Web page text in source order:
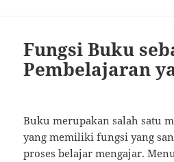
Fungsi Buku
Pembelajaran
Buku merupakan salah satu
yang memiliki fungsi yang
proses belajar mengajar.